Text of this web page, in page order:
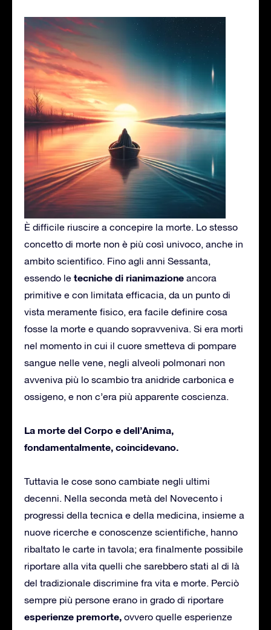
È difficile riuscire a concepire la morte. Lo stesso
concetto di morte non è più così univoco, anche in
ambito scientifico. Fino agli anni Sessanta,
essendo le tecniche di rianimazione ancora
primitive e con limitata efficacia, da un punto di
vista meramente fisico, era facile definire cosa
fosse la morte e quando sopravveniva. Si era morti
nel momento in cui il cuore smetteva di pompare
sangue nelle vene, negli alveoli polmonari non
avveniva più lo scambio tra anidride carbonica e
ossigeno, e non c’era più apparente coscienza.
La morte del Corpo e dell’Anima,
fondamentalmente, coincidevano.
Tuttavia le cose sono cambiate negli ultimi
decenni. Nella seconda metà del Novecento i
progressi della tecnica e della medicina, insieme a
nuove ricerche e conoscenze scientifiche, hanno
ribaltato le carte in tavola; era finalmente possibile
riportare alla vita quelli che sarebbero stati al di là
del tradizionale discrimine fra vita e morte. Perciò
sempre più persone erano in grado di riportare
esperienze premorte, ovvero quelle esperienze